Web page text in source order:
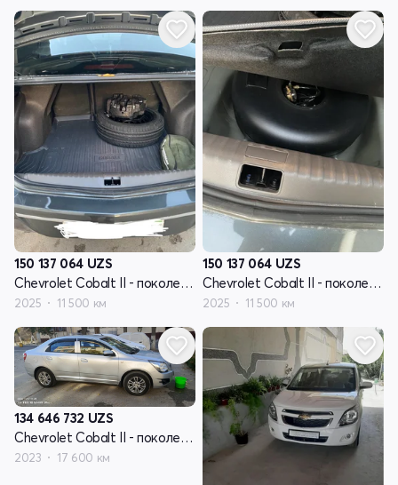
150 137 064 UZS
Chevrolet Cobalt II - поколение рестайлинг
2025 11 500 км
150 137 064 UZS
Chevrolet Cobalt II - поколение рестайлинг
2025 11 500 км
134 646 732 UZS
Chevrolet Cobalt II - поколение рестайлинг
2023 17 600 км